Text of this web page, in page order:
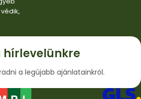
hírlevelünkre
a legújabb ajánlatainkról.